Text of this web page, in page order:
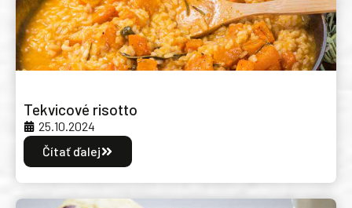
Tekvicové risotto
25.10.2024
Čítať ďalej